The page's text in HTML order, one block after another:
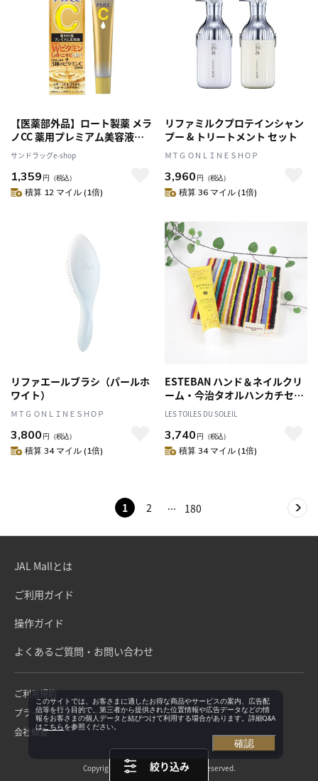
【医薬部外品】ロート製薬 メラ
ノCC 薬用プレミアム美容液
20ml
サンドラッグe-shop
1,359 円 （税込）
積算 12 マイル (1倍)
リファミルクプロテインシャン
プー & トリートメント セット
ＭＴＧ ＯＮＬＩＮＥＳＨＯＰ
3,960 円 （税込）
積算 36 マイル (1倍)
リファエールブラシ（パールホ
ワイト）
ＭＴＧ ＯＮＬＩＮＥＳＨＯＰ
3,800 円 （税込）
積算 34 マイル (1倍)
ESTEBAN ハンド＆ネイルクリ
ーム・今治タオルハンカチセッ
ト(ネロリ＆トム マルチ) エステ
ア タオル ギフト
LES TOILES DU SOLEIL
3,740 円 （税込）
積算 34 マイル (1倍)
1 2 180
絞り込み
JAL Mallとは
ご利用ガイド
操作ガイド
よくあるご質問・お問い合わせ
ご利用規約
プライバシーポリシー
会社概要
Copyright©Japan Airlines. All rights reserved.
このサイトでは、お客さまに適したお得な商品やサービスの案内、広告配
信等を行う目的で、第三者から提供された位置情報や広告データなどの情
報をお客さまの個人データと結びつけて利用する場合があります。詳細Q&A
はこちらを参照ください。
確認